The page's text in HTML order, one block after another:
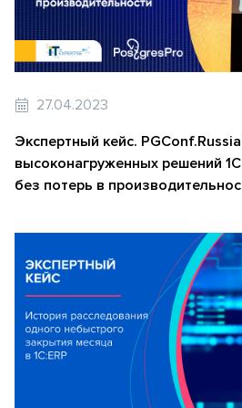
27.04.2023
Экспертный кейс.
высоконагруженных решений
без потерь в